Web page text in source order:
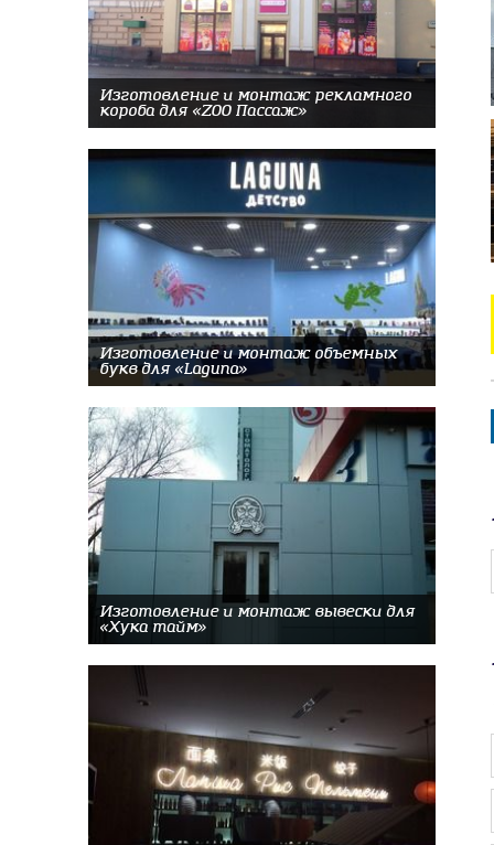
Изготовление и монтаж рекламного
короба для «ZOO Пассаж»
Изготовление и монтаж объемных
букв для «Laguna»
Изготовление и монтаж вывески для
«Хука тайм»